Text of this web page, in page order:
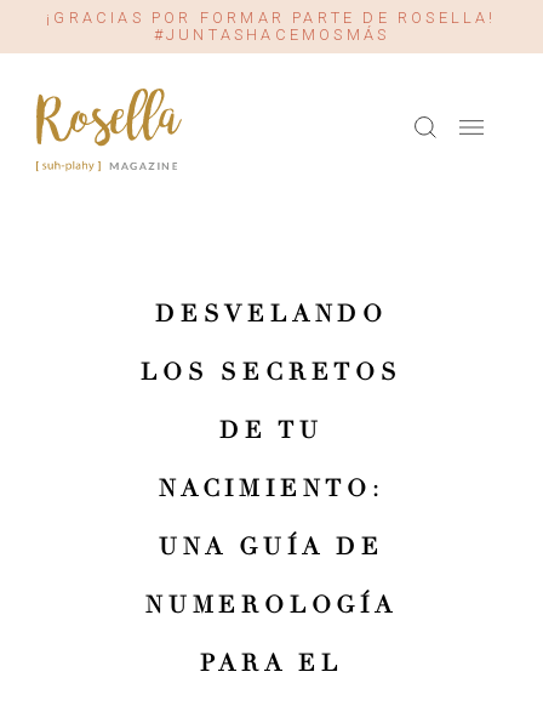
¡GRACIAS POR FORMAR PARTE DE ROSELLA!
#JUNTASHACEMOSMÁS
DESVELANDO
LOS SECRETOS
DE TU
NACIMIENTO:
UNA GUÍA DE
NUMEROLOGÍA
PARA EL